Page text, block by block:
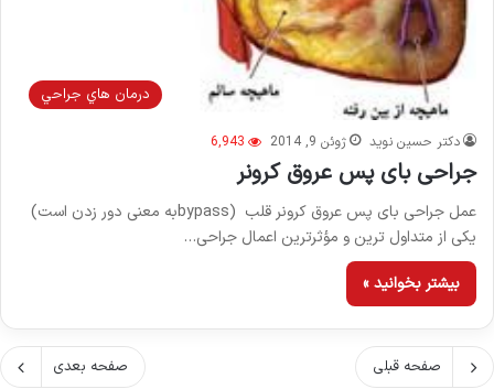
درمان هاي جراحي
دکتر حسین نوید ژوئن 9, 2014 6,943
جراحی بای پس عروق کرونر
عمل جراحی بای پس عروق کرونر قلب (bypassبه معنی دور زدن است)
یکی از متداول ترین و مؤثرترین اعمال جراحی…
بیشتر بخوانید »
صفحه قبلی صفحه بعدی